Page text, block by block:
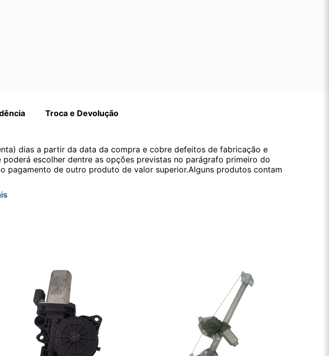
Troca e Devolução
dias a partir da data da compra e cobre defeitos de fabricação e
escolher dentre as opções previstas no parágrafo primeiro do
pagamento de outro produto de valor superior.Alguns produtos contam